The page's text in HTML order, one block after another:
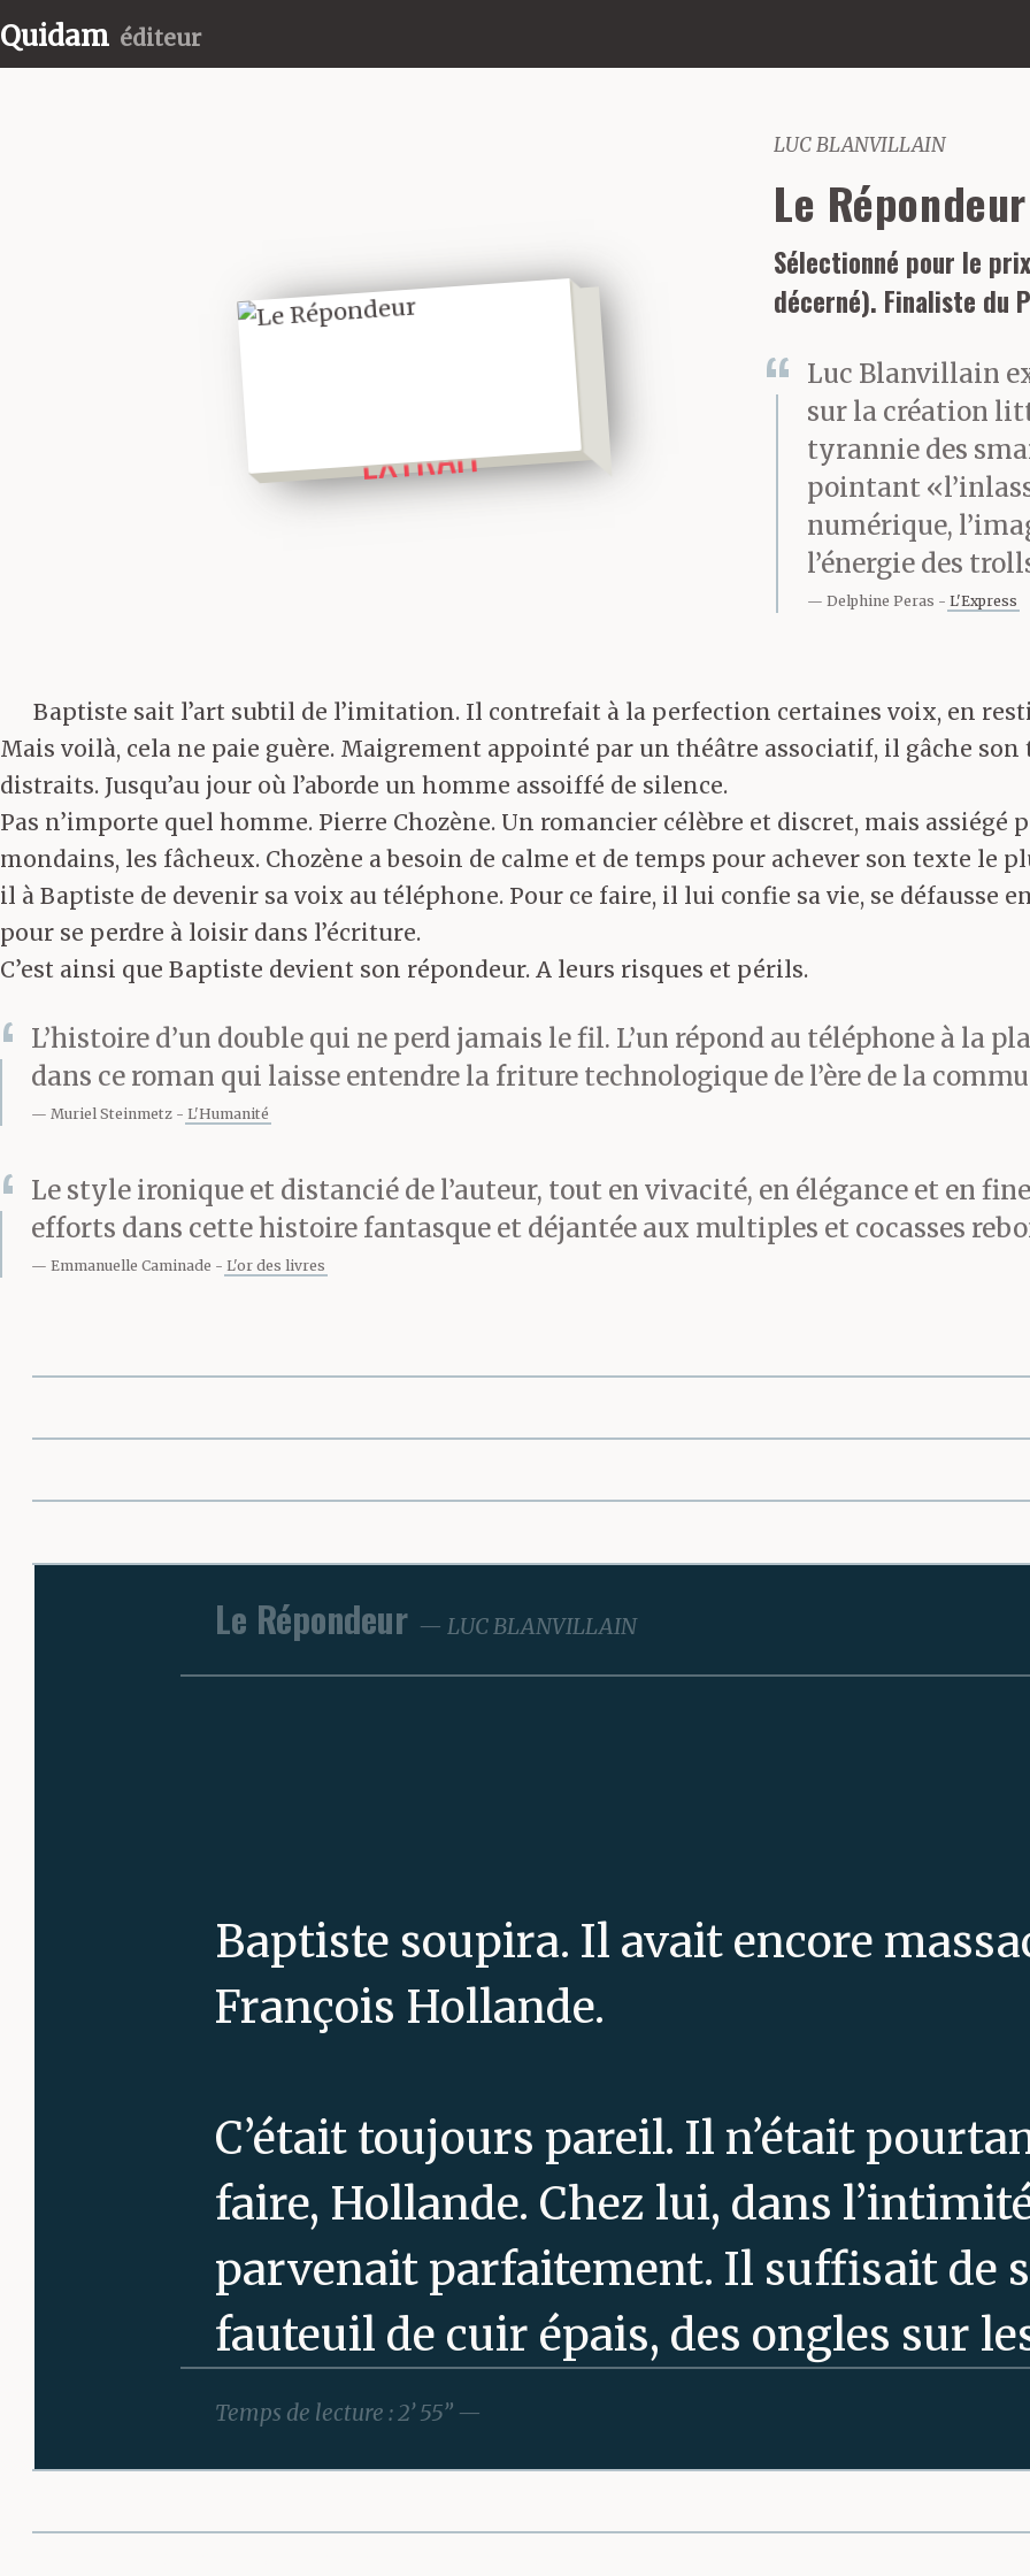
Quidam éditeur
EXTRAIT
LUC BLANVILLAIN
Le Répondeur
Sélectionné pour le
décerné). Finaliste du
Luc Blanvillain
sur la création
tyrannie des
pointant
numérique,
l’énergie des
Delphine Peras L'Express
Baptiste sait l’art subtil de l’imitation. Il contrefait à la perfection certaines voix, en
Mais voilà, cela ne paie guère. Maigrement appointé par un théâtre associatif, il gâche
distraits. Jusqu’au jour où l’aborde un homme assoiffé de silence.
Pas n’importe quel homme. Pierre Chozène. Un romancier célèbre et discret, mais
mondains, les fâcheux. Chozène a besoin de calme et de temps pour achever son texte
il à Baptiste de devenir sa voix au téléphone. Pour ce faire, il lui confie sa vie, se défausse
pour se perdre à loisir dans l’écriture.
C’est ainsi que Baptiste devient son répondeur. A leurs risques et périls.
L’histoire d’un double qui ne perd jamais le fil. L’un répond au téléphone à la
dans ce roman qui laisse entendre la friture technologique de l’ère de la
Muriel Steinmetz L'Humanité
Le style ironique et distancié de l’auteur, tout en vivacité, en élégance et en
efforts dans cette histoire fantasque et déjantée aux multiples et cocasses
Emmanuelle Caminade L'or des livres
Le Répondeur LUC BLANVILLAIN
Baptiste soupira. Il avait encore
François Hollande.
C’était toujours pareil. Il n’était
faire, Hollande. Chez lui, dans
parvenait parfaitement. Il suffisait de
fauteuil de cuir épais, des ongles sur
et c’était parti. Il avait tenté
fois sa méthode, à ses parents
d’autres artistes. Les plus polis
Temps de lecture : 2’ 55” —